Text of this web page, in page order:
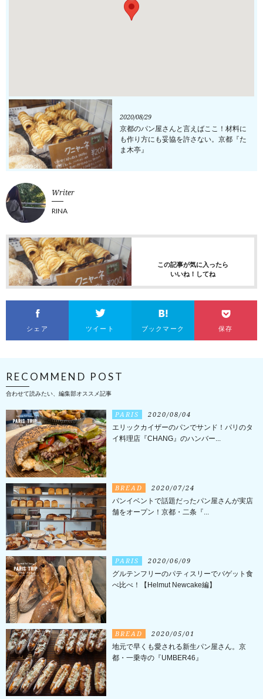
2020/08/29
京都のパン屋さんと言えばここ！材料に
も作り方にも妥協を許さない。京都『た
ま木亭』
Writer
RINA
この記事が気に入ったら
いいね！してね
シェア ツイート ブックマーク 保存
RECOMMEND POST
合わせて読みたい、編集部オススメ記事
PARIS 2020/08/04
エリックカイザーのパンでサンド！パリのタ
イ料理店『CHANG』のハンバー...
BREAD 2020/07/24
パンイベントで話題だったパン屋さんが実店
舗をオープン！京都・二条『...
PARIS 2020/06/09
グルテンフリーのパティスリーでバゲット食
べ比べ！【Helmut Newcake編】
BREAD 2020/05/01
地元で早くも愛される新生パン屋さん。京
都・一乗寺の『UMBER46』